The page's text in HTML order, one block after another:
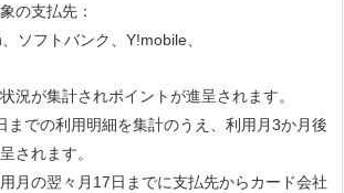
の支払先：
ソフトバンク、Y!mobile、
況が集計されポイントが進呈されます。
までの利用明細を集計のうえ、利用月3か月後
されます。
月の翌々月17日までに支払先からカード会社